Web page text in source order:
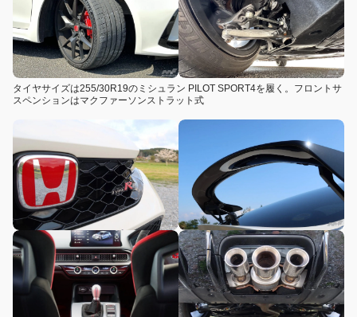
タイヤサイズは255/30R19のミシュラン PILOT SPORT4を履く。フロントサ
スペンションはマクファーソンストラット式